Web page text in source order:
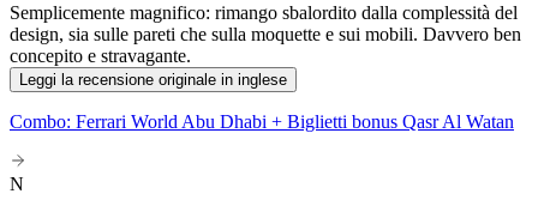
Semplicemente magnifico: rimango sbalordito dalla complessità del
design, sia sulle pareti che sulla moquette e sui mobili. Davvero ben
concepito e stravagante.
Leggi la recensione originale in inglese
Combo: Ferrari World Abu Dhabi + Biglietti bonus Qasr Al Watan
N